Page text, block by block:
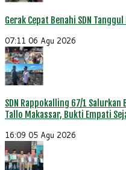
Gerak Cepat Benahi SDN
07:11 06 Agu 2026
SDN Rappokalling 67/1
Tallo Makassar, Bukti Empati
16:09 05 Agu 2026